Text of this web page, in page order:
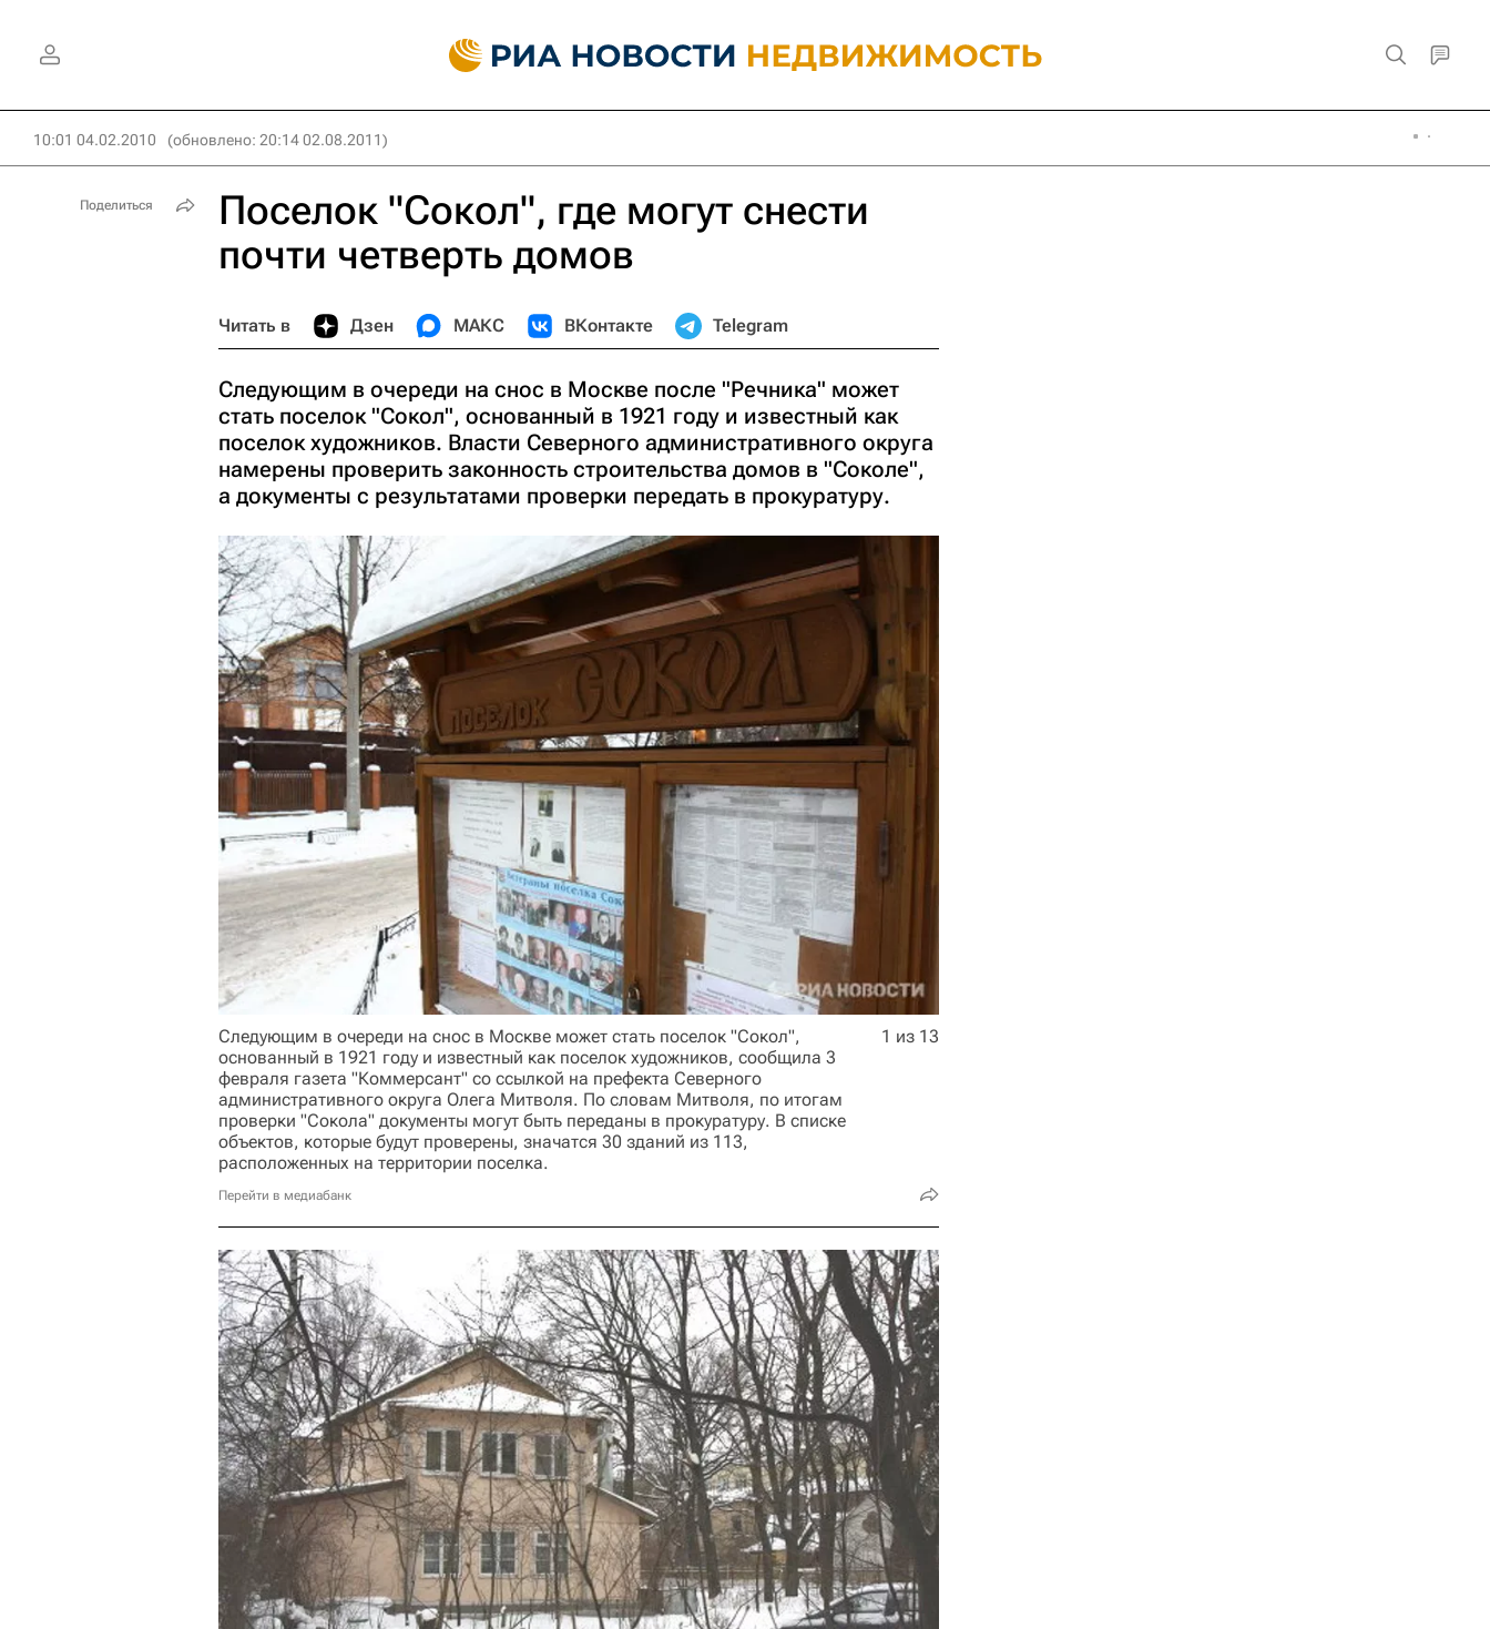
10:01 04.02.2010 (обновлено: 20:14 02.08.2011)
Поселок "Сокол", где могут снести
почти четверть домов
Читать в Дзен МАКС ВКонтакте Telegram
Следующим в очереди на снос в Москве после "Речника" может
стать поселок "Сокол", основанный в 1921 году и известный как
поселок художников. Власти Северного административного округа
намерены проверить законность строительства домов в "Соколе",
а документы с результатами проверки передать в прокуратуру.
Следующим в очереди на снос в Москве может стать поселок "Сокол",
основанный в 1921 году и известный как поселок художников, сообщила 3
февраля газета "Коммерсант" со ссылкой на префекта Северного
административного округа Олега Митволя. По словам Митволя, по итогам
проверки "Сокола" документы могут быть переданы в прокуратуру. В списке
объектов, которые будут проверены, значатся 30 зданий из 113,
расположенных на территории поселка.
Перейти в медиабанк
1 из 13
Поделиться